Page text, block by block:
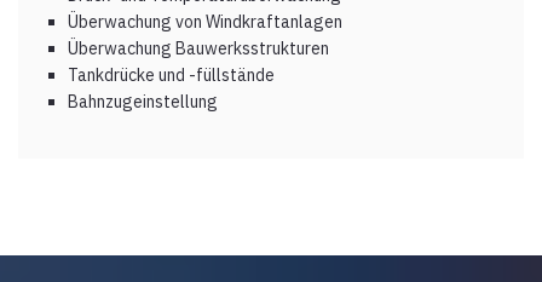
Überwachung von Windkraftanlagen
Überwachung Bauwerksstrukturen
Tankdrücke und -füllstände
Bahnzugeinstellung